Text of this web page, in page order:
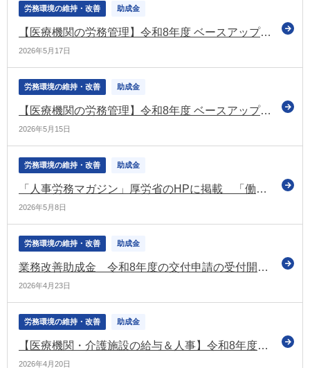
労務環境の維持・改善 助成金
【医療機関の労務管理】令和8年度 ベースアップ評価料の実務完全ガイド【第2回】有床診療所・病院対応と「基本給等」「月額賃金」の実務整理
2026年5月17日
労務環境の維持・改善 助成金
【医療機関の労務管理】令和8年度 ベースアップ評価料の実務完全ガイド【第1回】まずはここまで！無床診療所の届出と様式整理
2026年5月15日
労務環境の維持・改善 助成金
「人事労務マガジン」厚労省のHPに掲載 「働き方改革推進支援助成金」の受付案内などの情報を掲載
2026年5月8日
労務環境の維持・改善 助成金
業務改善助成金 令和8年度の交付申請の受付開始日は令和８年９月１日から（厚労省）
2026年4月23日
労務環境の維持・改善 助成金
【医療機関・介護施設の給与＆人事】令和8年度診療報酬改定におけるベースアップ評価料の主な変更点
2026年4月20日